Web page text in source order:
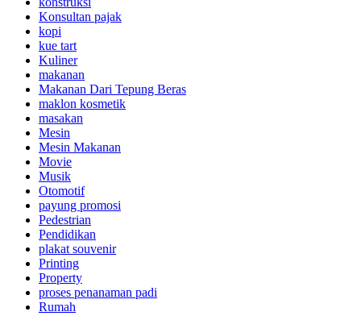
Konsultan pajak
kopi
kue tart
Kuliner
makanan
Makanan Dari Tepung Beras
maklon kosmetik
masakan
Mesin
Mesin Makanan
Movie
Musik
Otomotif
payung promosi
Pedestrian
Pendidikan
plakat souvenir
Printing
Property
proses penanaman padi
Rumah